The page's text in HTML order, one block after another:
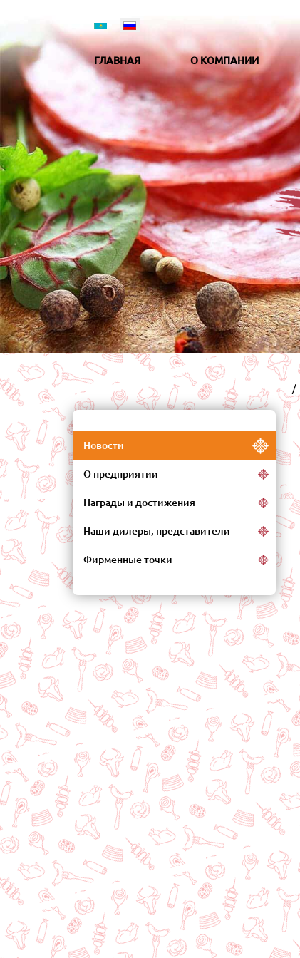
ГЛАВНАЯ О КОМПАНИИ
Новости
О предприятии
Награды и достижения
Наши дилеры, представители
Фирменные точки